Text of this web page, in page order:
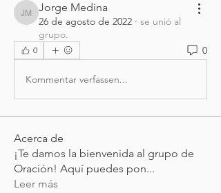
Jorge Medina
Jorge Medina
26 de agosto de 2022 · se unió al
grupo.
0 0
Kommentar verfassen...
Acerca de
¡Te damos la bienvenida al grupo de
Oración! Aquí puedes pon...
Leer más